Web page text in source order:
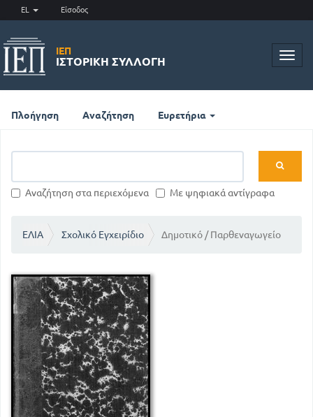
EL Είσοδος
ΙΕΠ
ΙΣΤΟΡΙΚΉ ΣΥΛΛΟΓΉ
Πλοήγηση Αναζήτηση Ευρετήρια
Αναζήτηση στα περιεχόμενα Με ψηφιακά αντίγραφα
ΕΛΙΑ Σχολικό Εγχειρίδιο Δημοτικό / Παρθεναγωγείο